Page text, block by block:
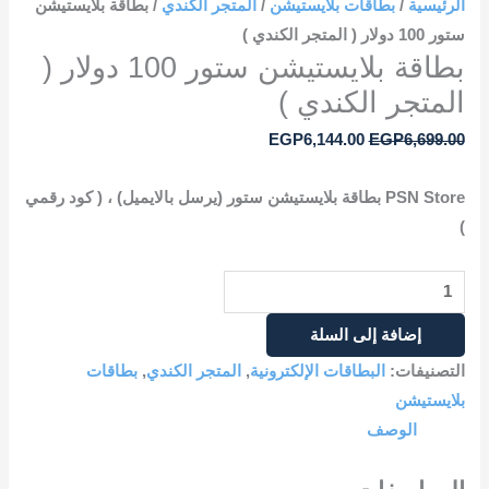
الرئيسية /بطاقات بلايستيشن / المتجر الكندي / بطاقة بلايستيشن
ستور 100 دولار ( المتجر الكندي )
بطاقة بلايستيشن ستور 100 دولار (
المتجر الكندي )
EGP6,699.00
EGP6,144.00
PSN Store بطاقة بلايستيشن ستور (يرسل بالايميل) ، ( كود رقمي
)
إضافة إلى السلة
التصنيفات: البطاقات الإلكترونية, المتجر الكندي,بطاقات
بلايستيشن
الوصف